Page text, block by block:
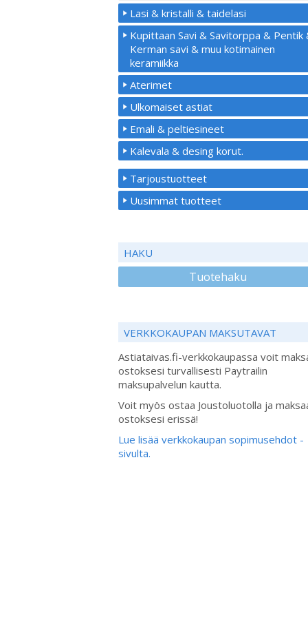
Lasi & kristalli & taidelasi
Kupittaan Savi & Savitorppa & Pentik
Kerman savi & muu kotimainen
keramiikka
Aterimet
Ulkomaiset astiat
Emali & peltiesineet
Kalevala & desing korut.
Tarjoustuotteet
Uusimmat tuotteet
HAKU
Tuotehaku
VERKKOKAUPAN MAKSUTAVAT
Astiataivas.fi-verkkokaupassa voit
ostoksesi turvallisesti Paytrailin
maksupalvelun kautta.
Voit myös ostaa Joustoluotolla ja
ostoksesi erissä!
Lue lisää verkkokaupan sopimusehdot -
sivulta.